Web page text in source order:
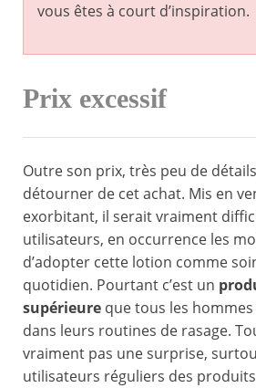
vous êtes à court d’inspiration.
Prix excessif
Outre son prix, très peu de
détourner de cet achat. Mis en
exorbitant, il serait vraiment
utilisateurs, en occurrence les
d’adopter cette lotion comme
quotidien. Pourtant c’est un
supérieure que tous les
dans leurs routines de rasage.
vraiment pas une surprise,
utilisateurs réguliers des